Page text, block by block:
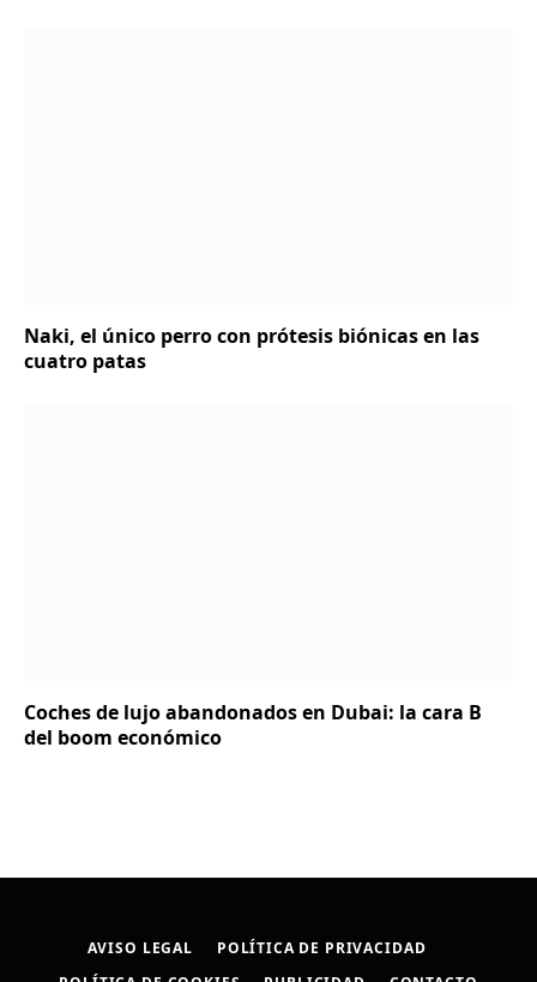
Naki, el único perro con prótesis biónicas en las
cuatro patas
Coches de lujo abandonados en Dubai: la cara B
del boom económico
AVISO LEGAL
POLÍTICA DE PRIVACIDAD